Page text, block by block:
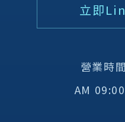
立即
營業時
AM